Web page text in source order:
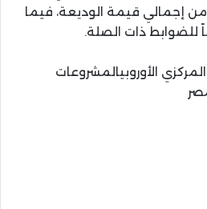
جنيه من إجمالي قيمة الوديعة، فيما
للضوابط ذات الصلة.
العام المالي 2025المركزي الأوروبيالمشروعات